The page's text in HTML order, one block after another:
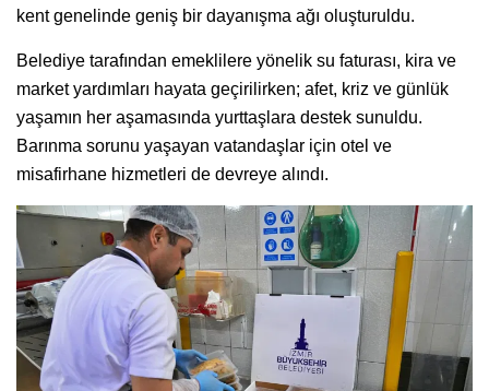
kent genelinde geniş bir dayanışma ağı oluşturuldu.
Belediye tarafından emeklilere yönelik su faturası, kira ve
market yardımları hayata geçirilirken; afet, kriz ve günlük
yaşamın her aşamasında yurttaşlara destek sunuldu.
Barınma sorunu yaşayan vatandaşlar için otel ve
misafirhane hizmetleri de devreye alındı.